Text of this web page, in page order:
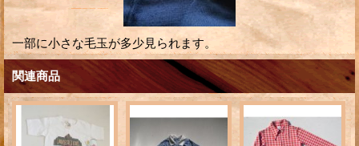
一部に小さな毛玉が多少見られます。
関連商品